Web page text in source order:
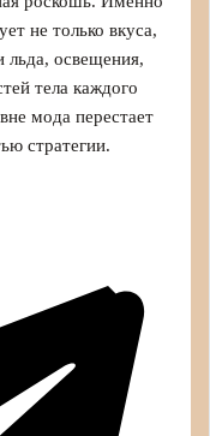
не только вкуса,
льда, освещения,
тела каждого
мода перестает
стратегии.